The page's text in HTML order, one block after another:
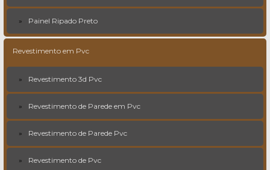
Painel Ripado Preto
Revestimento em Pvc
Revestimento 3d Pvc
Revestimento de Parede em Pvc
Revestimento de Parede Pvc
Revestimento de Pvc